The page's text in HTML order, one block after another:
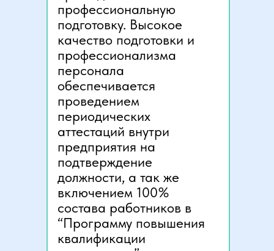
профессиональную
подготовку. Высокое
качество подготовки и
профессионализма
персонала
обеспечивается
проведением
периодических
аттестаций внутри
предприятия на
подтверждение
должности, а так же
включением 100%
состава работников в
“Программу повышения
квалификации